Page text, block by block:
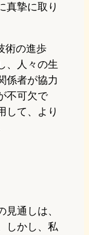
真摯に取り
術の進歩
、人々の生
係者が協力
不可欠で
して、より
通しは、
しかし、私